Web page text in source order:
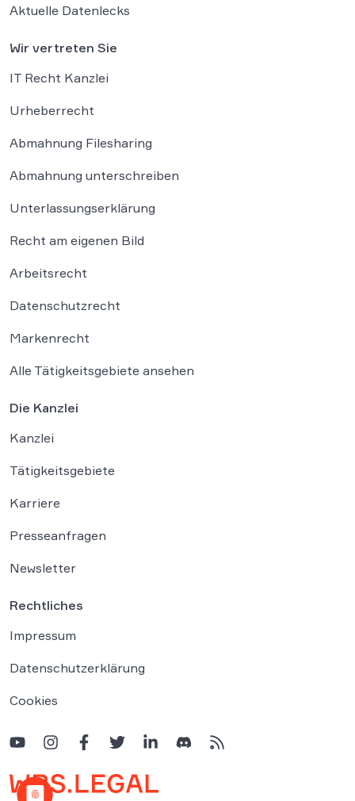
Aktuelle Datenlecks
Wir vertreten Sie
IT Recht Kanzlei
Urheberrecht
Abmahnung Filesharing
Abmahnung unterschreiben
Unterlassungserklärung
Recht am eigenen Bild
Arbeitsrecht
Datenschutzrecht
Markenrecht
Alle Tätigkeitsgebiete ansehen
Die Kanzlei
Kanzlei
Tätigkeitsgebiete
Karriere
Presseanfragen
Newsletter
Rechtliches
Impressum
Datenschutzerklärung
Cookies